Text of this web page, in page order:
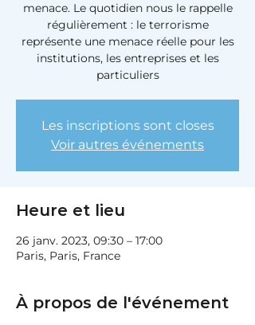
menace. Le quotidien nous le rappelle
régulièrement : le terrorisme
représente une menace réelle pour les
institutions, les entreprises et les
particuliers
Les inscriptions sont closes
Voir autres événements
Heure et lieu
26 janv. 2023, 09:30 – 17:00
Paris, Paris, France
À propos de l'événement